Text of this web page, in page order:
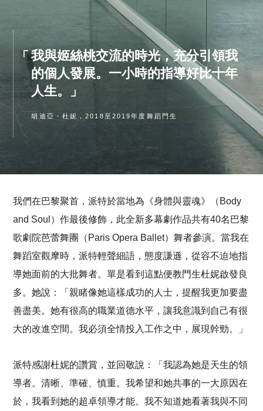
我與姬絲桃交流的時光，充分引領我
的個人發展。一小時的指導好比十年
人生。
胡迪亞・杜妮，2018至2019年度舞蹈門生
我們在巴黎聚首，派特於當地為《身體與靈魂》（Body
and Soul）作最後修飾，此全新多幕劇作品共有40名巴黎
歌劇院芭蕾舞團（Paris Opera Ballet）舞者參演。當我在
舞蹈室觀摩時，派特輕聲細語，態度謙遜，從容不迫地指
導她面前的大批舞者。單是看到這點便教門生杜妮啟發良
多。她說：「親睹像她這樣成功的人士，提醒我更加要盡
善盡美。她有很高的職業道德水平，讓我意識到自己有很
大的改進空間。我必須全情投入工作之中，展現幹勁。」
派特感謝杜妮的讚賞，並回敬說：「我認為她是天生的領
導者。清晰、準確、慎重。我希望和她共事的一大原因在
於，我看到她的超卓領導才能。我不知道她看著我與不同